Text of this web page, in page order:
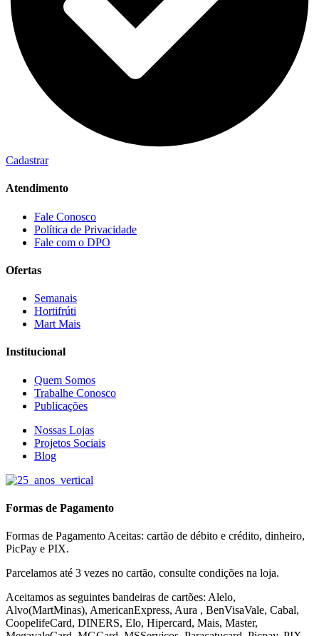
Cadastrar
Atendimento
Fale Conosco
Política de Privacidade
Fale com o DPO
Ofertas
Semanais
Hortifrúti
Mart Mais
Institucional
Quem Somos
Trabalhe Conosco
Publicações
Nossas Lojas
Projetos Sociais
Blog
Formas de Pagamento
Formas de Pagamento Aceitas: cartão de débito e crédito, dinheiro,
PicPay e PIX.
Parcelamos até 3 vezes no cartão, consulte condições na loja.
Aceitamos as seguintes bandeiras de cartões: Alelo,
Alvo(MartMinas), AmericanExpress, Aura , BenVisaVale, Cabal,
CoopelifeCard, DINERS, Elo, Hipercard, Mais, Master,